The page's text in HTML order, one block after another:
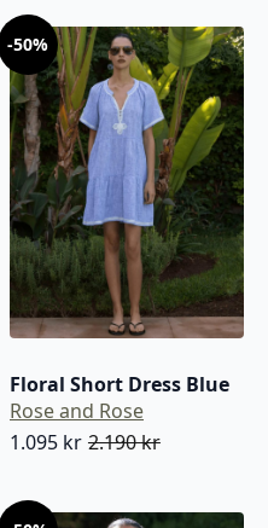
var:
3.390 kr.
er:
2.373 kr.
-50%
Floral Short Dress Blue
Rose and Rose
2.190kr
Opprinnelig
pris
1.095 kr
Nåværende
pris